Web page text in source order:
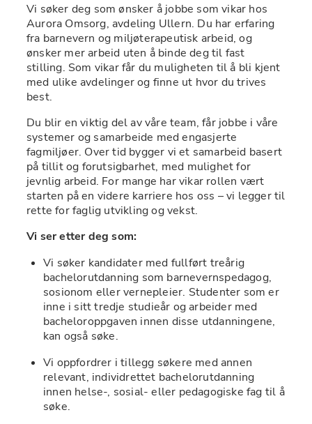
Vi søker deg som ønsker å jobbe som vikar hos
Aurora Omsorg, avdeling Ullern. Du har erfaring
fra barnevern og miljøterapeutisk arbeid, og
ønsker mer arbeid uten å binde deg til fast
stilling. Som vikar får du muligheten til å bli kjent
med ulike avdelinger og finne ut hvor du trives
best.
Du blir en viktig del av våre team, får jobbe i våre
systemer og samarbeide med engasjerte
fagmiljøer. Over tid bygger vi et samarbeid basert
på tillit og forutsigbarhet, med mulighet for
jevnlig arbeid. For mange har vikar rollen vært
starten på en videre karriere hos oss – vi legger til
rette for faglig utvikling og vekst.
Vi ser etter deg som:
Vi søker kandidater med fullført treårig
bachelorutdanning som barnevernspedagog,
sosionom eller vernepleier. Studenter som er
inne i sitt tredje studieår og arbeider med
bacheloroppgaven innen disse utdanningene,
kan også søke.
Vi oppfordrer i tillegg søkere med annen
relevant, individrettet bachelorutdanning
innen helse-, sosial- eller pedagogiske fag til å
søke.